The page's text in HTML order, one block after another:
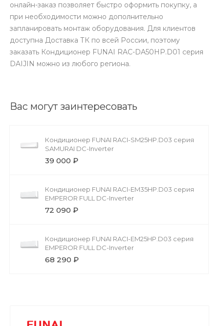
онлайн-заказ позволяет быстро оформить покупку, а
при необходимости можно дополнительно
запланировать монтаж оборудования. Для клиентов
доступна Доставка ТК по всей России, поэтому
заказать Кондиционер FUNAI RAC-DA50HP.D01 серия
DAIJIN можно из любого региона.
Вас могут заинтересовать
Кондиционер FUNAI RACI-SM25HP.D03 серия
SAMURAI DC-Inverter
39 000 ₽
Кондиционер FUNAI RACI-EM35HP.D03 серия
EMPEROR FULL DC-Inverter
72 090 ₽
Кондиционер FUNAI RACI-EM25HP.D03 серия
EMPEROR FULL DC-Inverter
68 290 ₽